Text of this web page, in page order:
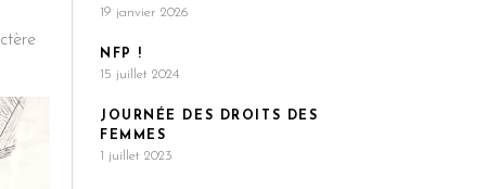
19 janvier 2026
NFP !
15 juillet 2024
JOURNÉE DES DROITS DES
FEMMES
1 juillet 2023